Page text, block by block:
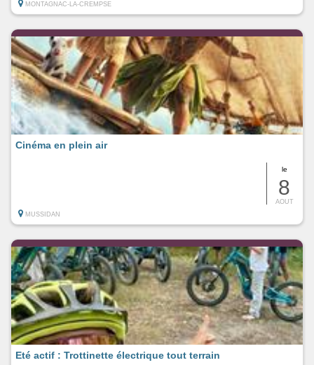
MONTAGNAC-LA-CREMPSE
le
8
AOUT
Cinéma en plein air
MUSSIDAN
Eté actif : Trottinette électrique tout terrain